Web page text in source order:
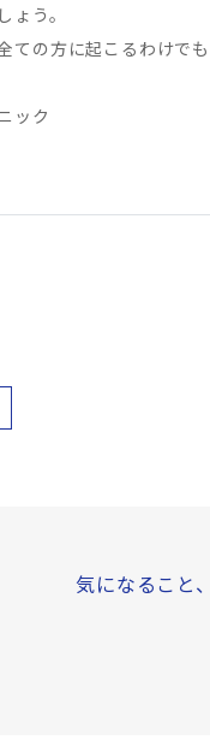
ょう。
ての方に起こるわけで
ック
気になること